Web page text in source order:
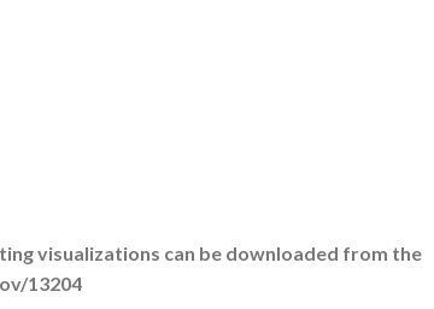
visualizations can be downloaded from the
13204